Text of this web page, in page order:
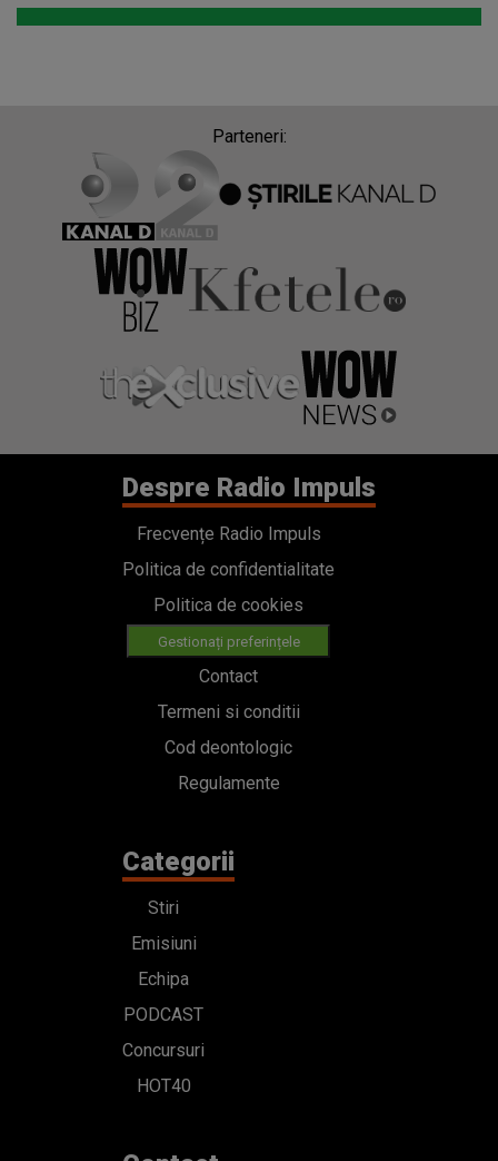
Parteneri:
Despre Radio Impuls
Frecvențe Radio Impuls
Politica de confidentialitate
Politica de cookies
Gestionați preferințele
Contact
Termeni si conditii
Cod deontologic
Regulamente
Categorii
Stiri
Emisiuni
Echipa
PODCAST
Concursuri
HOT40